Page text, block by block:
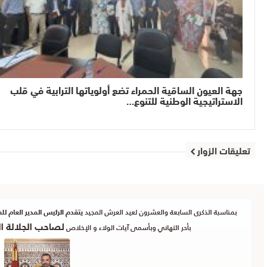
جهة العيون الساقية الحمراء تضع أولوياتها الترابية في قلب
الاستراتيجية الوطنية للتنوع…
تعليقات الزوار